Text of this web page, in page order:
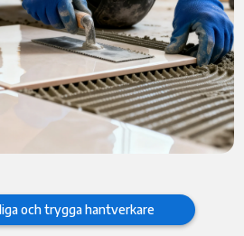
och trygga hantverkare